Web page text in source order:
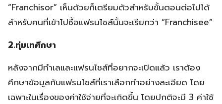
“Franchisor” เห็นด้วยก็เตรียมตัวสำหรับขั้นตอนต่อไปได้
สำหรับคนที่เข้าไปซื้อแฟรนไชส์นั้นจะเรียกว่า “Franchisee”
2.ทุ่มเทศึกษา
หลังจากมีทำเลและแฟรนไชส์ที่อยากจะเปิดแล้ว เราต้อง
ศึกษาข้อมูลกับแฟรนไชส์ที่เราเลือกทำอย่างละเอียด โดย
เฉพาะในเรื่องของค่าใช้จ่ายที่จะเกิดขึ้น โดยปกติจะมี 3 ค่าใช้